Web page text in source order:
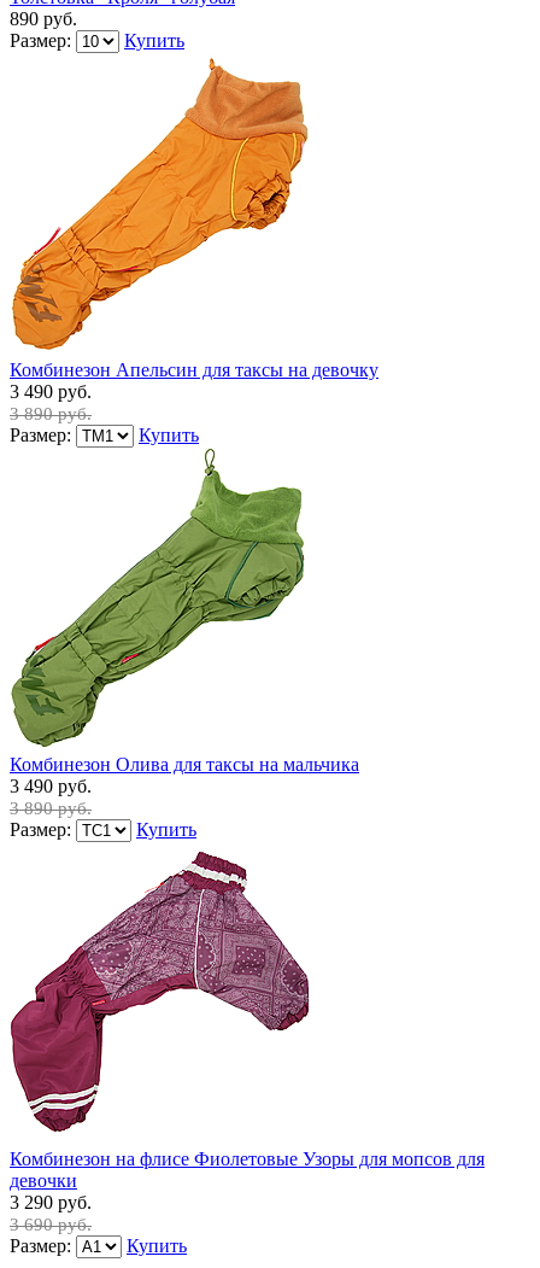
890 руб.
Размер:
Купить
Комбинезон Апельсин для таксы на девочку
3 490 руб.
3 890 руб.
Размер: Купить
Комбинезон Олива для таксы на мальчика
3 490 руб.
3 890 руб.
Размер: Купить
Комбинезон на флисе Фиолетовые Узоры для мопсов для
девочки
3 290 руб.
3 690 руб.
Размер: Купить